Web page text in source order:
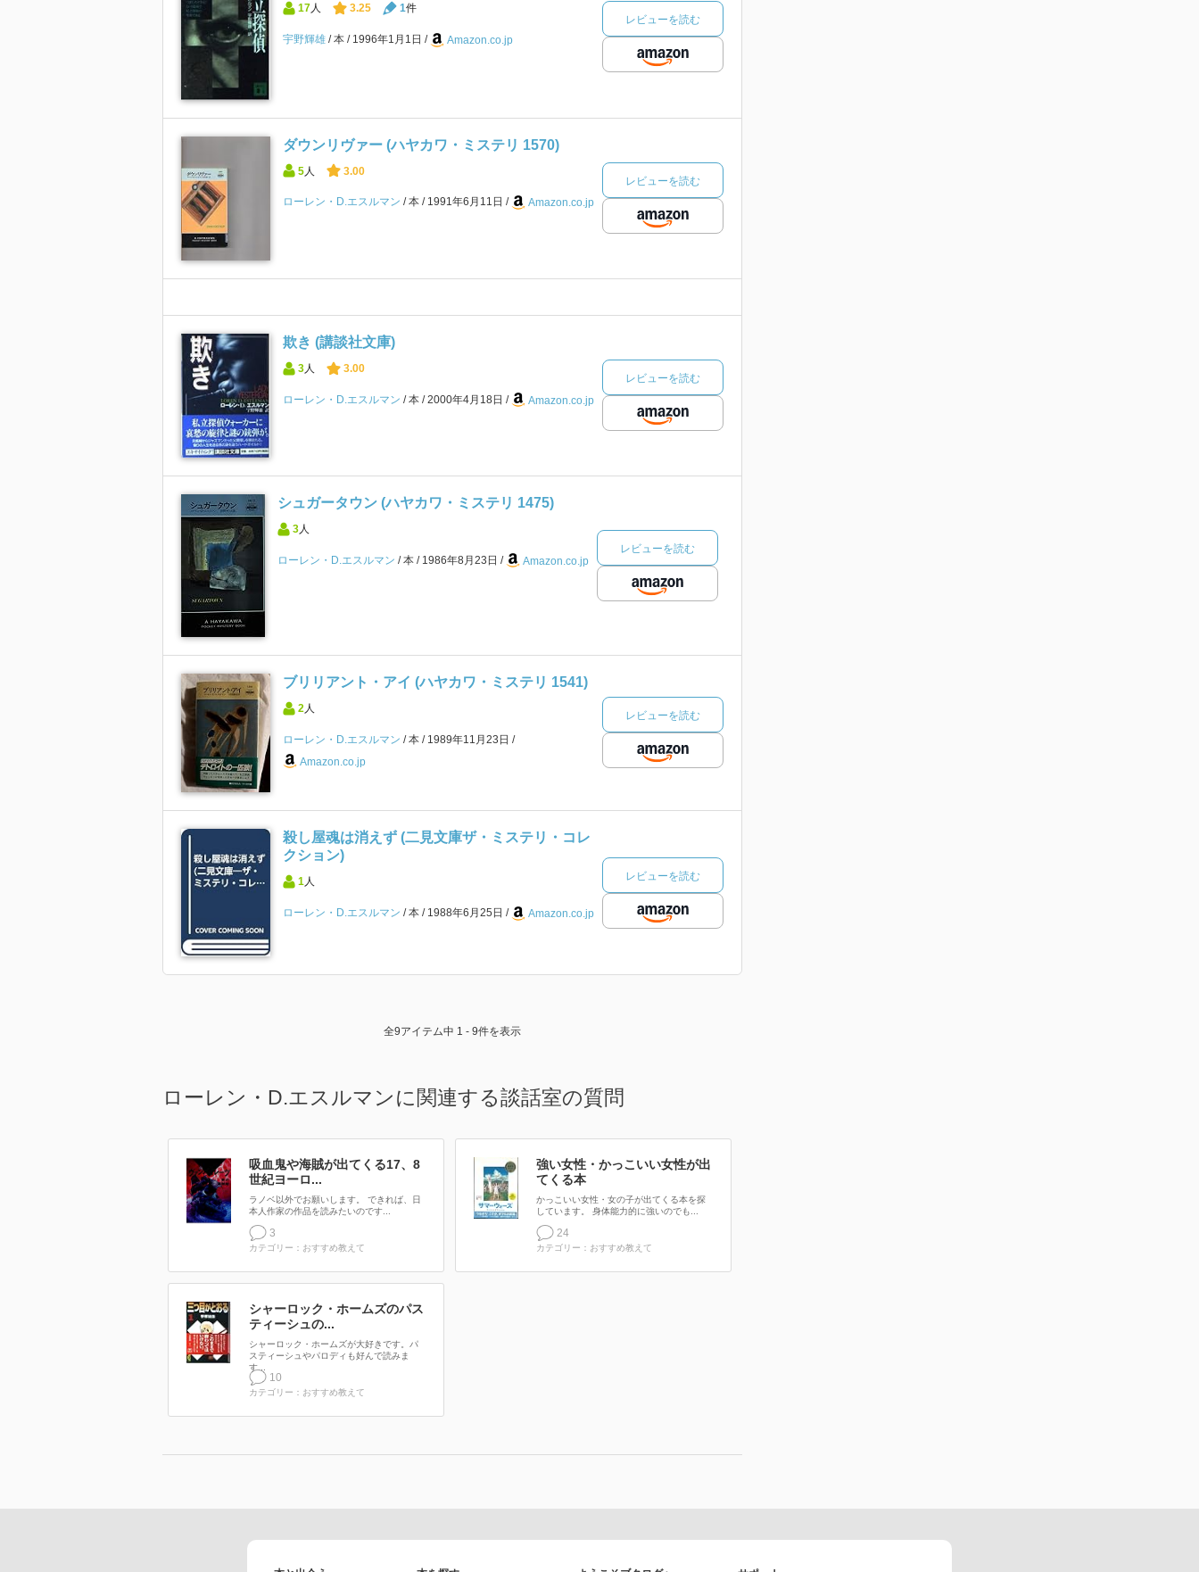
17 人 3.25 1件
宇野輝雄 本 1996年1月1日 Amazon.co.jp
レビューを読む
ダウンリヴァー (ハヤカワ・ミステリ 1570)
5 人 3.00
ローレン・D.エスルマン 本 1991年6月11日 Amazon.co.jp
レビューを読む
欺き (講談社文庫)
3 人 3.00
ローレン・D.エスルマン 本 2000年4月18日 Amazon.co.jp
レビューを読む
シュガータウン (ハヤカワ・ミステリ 1475)
3 人
ローレン・D.エスルマン 本 1986年8月23日 Amazon.co.jp
レビューを読む
ブリリアント・アイ (ハヤカワ・ミステリ 1541)
2 人
ローレン・D.エスルマン 本
1989年11月23日
Amazon.co.jp
レビューを読む
殺し屋魂は消えず (二見文庫ザ・ミステリ・コレ
クション)
1人
ローレン・D.エスルマン 本 1988年6月25日 Amazon.co.jp
レビューを読む
全9アイテム中 1 - 9件を表示
ローレン・D.エスルマンに関連する談話室の質問
吸血鬼や海賊が出てくる17、8
世紀ヨーロ...
ラノベ以外でお願いします。 できれば、日
本人作家の作品を読みたいのです...
3
カテゴリー：おすすめ教えて
強い女性・かっこいい女性が出
てくる本
かっこいい女性・女の子が出てくる本を探
しています。 身体能力的に強いのでも...
24
カテゴリー：おすすめ教えて
シャーロック・ホームズのパス
ティーシュの...
シャーロック・ホームズが大好きです。パ
スティーシュやパロディも好んで読みま
す...
10
カテゴリー：おすすめ教えて